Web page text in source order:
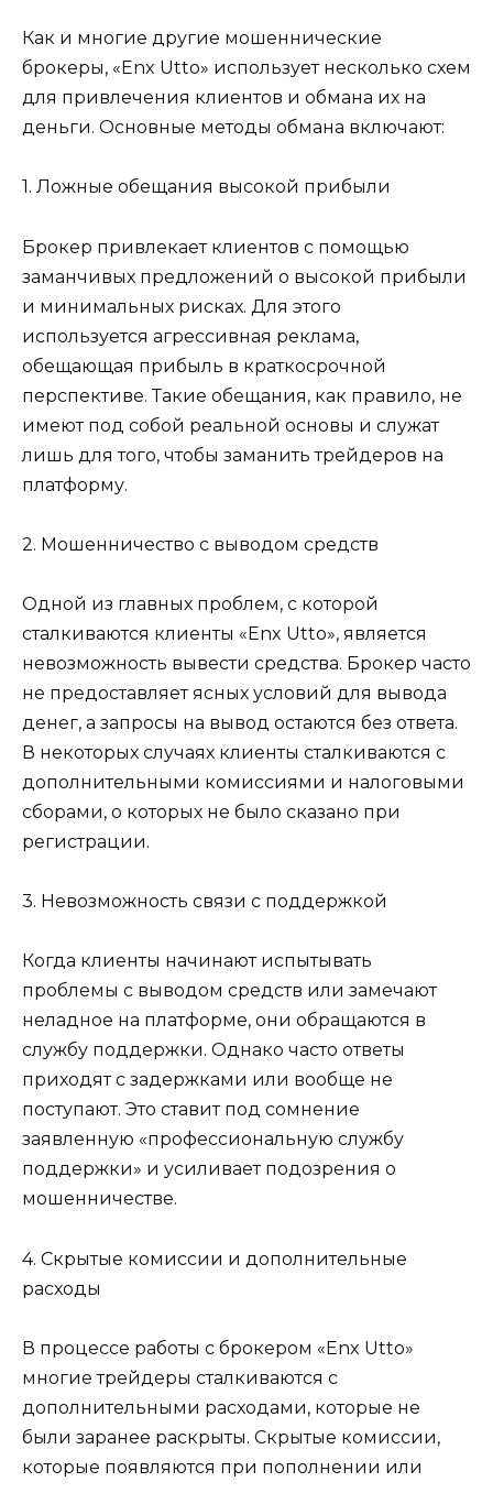
Как и многие другие мошеннические
брокеры, «Enx Utto» использует несколько схем
для привлечения клиентов и обмана их на
деньги. Основные методы обмана включают:
1. Ложные обещания высокой прибыли
Брокер привлекает клиентов с помощью
заманчивых предложений о высокой прибыли
и минимальных рисках. Для этого
используется агрессивная реклама,
обещающая прибыль в краткосрочной
перспективе. Такие обещания, как правило, не
имеют под собой реальной основы и служат
лишь для того, чтобы заманить трейдеров на
платформу.
2. Мошенничество с выводом средств
Одной из главных проблем, с которой
сталкиваются клиенты «Enx Utto», является
невозможность вывести средства. Брокер часто
не предоставляет ясных условий для вывода
денег, а запросы на вывод остаются без ответа.
В некоторых случаях клиенты сталкиваются с
дополнительными комиссиями и налоговыми
сборами, о которых не было сказано при
регистрации.
3. Невозможность связи с поддержкой
Когда клиенты начинают испытывать
проблемы с выводом средств или замечают
неладное на платформе, они обращаются в
службу поддержки. Однако часто ответы
приходят с задержками или вообще не
поступают. Это ставит под сомнение
заявленную «профессиональную службу
поддержки» и усиливает подозрения о
мошенничестве.
4. Скрытые комиссии и дополнительные
расходы
В процессе работы с брокером «Enx Utto»
многие трейдеры сталкиваются с
дополнительными расходами, которые не
были заранее раскрыты. Скрытые комиссии,
которые появляются при пополнении или